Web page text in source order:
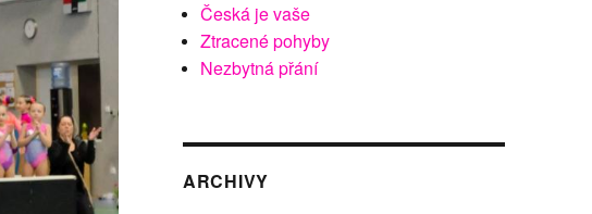
Česká je vaše
Ztracené pohyby
Nezbytná přání
ARCHIVY